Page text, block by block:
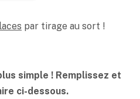
par tirage au sort !
simple ! Remplissez et
ci-dessous.